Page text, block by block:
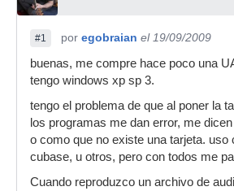
#1 por egobraian el 19/09/2009
buenas, me compre hace poco una
tengo windows xp sp 3.
tengo el problema de que al poner la
los programas me dan error, me
o como que no existe una tarjeta. uso
cubase, u otros, pero con todos me
Cuando reproduzco un archivo de